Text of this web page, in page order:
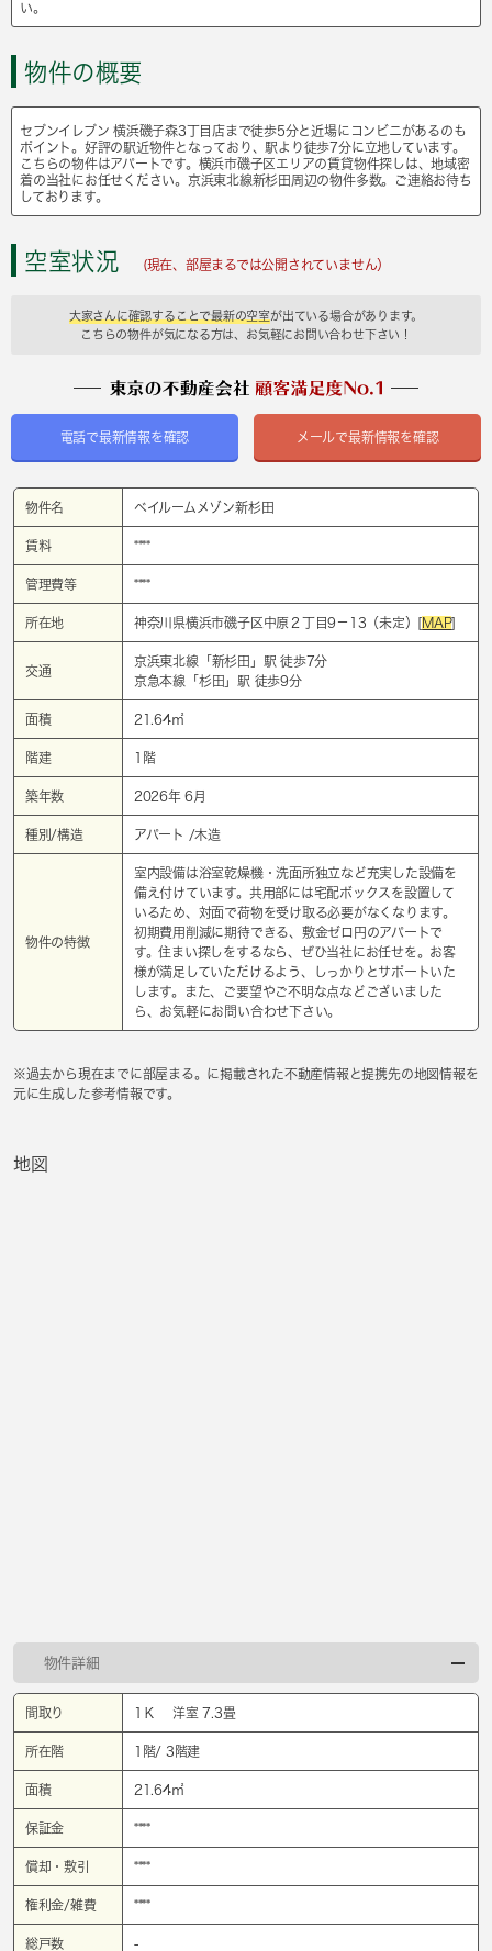
い。
物件の概要
セブンイレブン 横浜磯子森3丁目店まで徒歩5分と近場にコンビニがあるのも
ポイント。好評の駅近物件となっており、駅より徒歩7分に立地しています。
こちらの物件はアパートです。横浜市磯子区エリアの賃貸物件探しは、地域密
着の当社にお任せください。京浜東北線新杉田周辺の物件多数。ご連絡お待ち
しております。
空室状況 (現在、部屋まるでは公開されていません）
大家さんに確認することで最新の空室が出ている場合があります。
こちらの物件が気になる方は、お気軽にお問い合わせ下さい！
電話で最新情報を確認 メールで最新情報を確認
物件名 ベイルームメゾン新杉田
賃料 ****
管理費等 ****
所在地 神奈川県横浜市磯子区中原２丁目9－13（未定）[MAP]
交通
京浜東北線「 新杉田 」駅 徒歩7分
京急本線「 杉田 」駅 徒歩9分
面積 21.64㎡
階建 1階
築年数 2026年 6月
種別/構造 アパート /木造
物件の特徴
室内設備は浴室乾燥機・洗面所独立など充実した設備を
備え付けています。共用部には宅配ボックスを設置して
いるため、対面で荷物を受け取る必要がなくなります。
初期費用削減に期待できる、敷金ゼロ円のアパートで
す。住まい探しをするなら、ぜひ当社にお任せを。お客
様が満足していただけるよう、しっかりとサポートいた
します。また、ご要望やご不明な点などございました
ら、お気軽にお問い合わせ下さい。
※過去から現在までに部屋まる。に掲載された不動産情報と提携先の地図情報を
元に生成した参考情報です。
地図
物件詳細
間取り 1Ｋ 洋室 7.3畳
所在階 1階/ 3階建
面積 21.64㎡
保証金 ****
償却・敷引 ****
権利金/雑費 ****
総戸数 -